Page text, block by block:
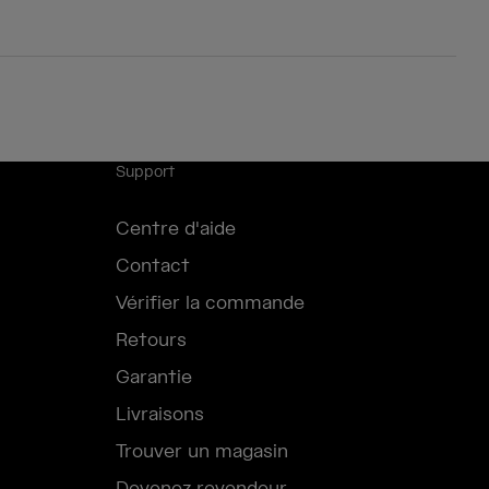
Support
Centre d'aide
Contact
Vérifier la commande
Retours
Garantie
Livraisons
Trouver un magasin